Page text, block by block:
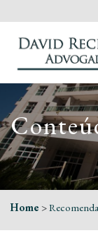
Home >